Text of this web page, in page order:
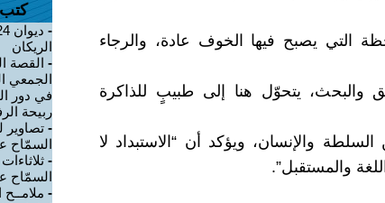
التي يصبح فيها الخوف عادة، والرجاء
والبحث، يتحوّل هنا إلى طبيبٍ للذاكرة
والإنسان، ويؤكد أن “الاستبداد لا
والمستقبل”.
-
الريكان
- القصة
الجمعي
في دور
ربيحة
- تصاوير
السمّاح
-
السمّاح
-